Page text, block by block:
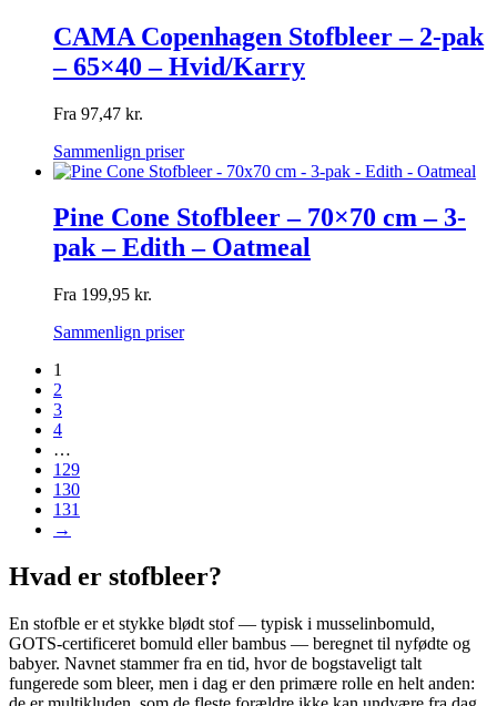
CAMA Copenhagen Stofbleer – 2-pak
– 65×40 – Hvid/Karry
Fra 97,47 kr.
Sammenlign priser
Pine Cone Stofbleer – 70×70 cm – 3-
pak – Edith – Oatmeal
Fra 199,95 kr.
Sammenlign priser
1
2
3
4
…
129
130
131
→
Hvad er stofbleer?
En stofble er et stykke blødt stof — typisk i musselinbomuld,
GOTS-certificeret bomuld eller bambus — beregnet til nyfødte og
babyer. Navnet stammer fra en tid, hvor de bogstaveligt talt
fungerede som bleer, men i dag er den primære rolle en helt anden: